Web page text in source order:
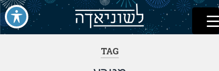
דלג
לתוכן
לשוניאדה
עברית. לשון. שפה
TAG